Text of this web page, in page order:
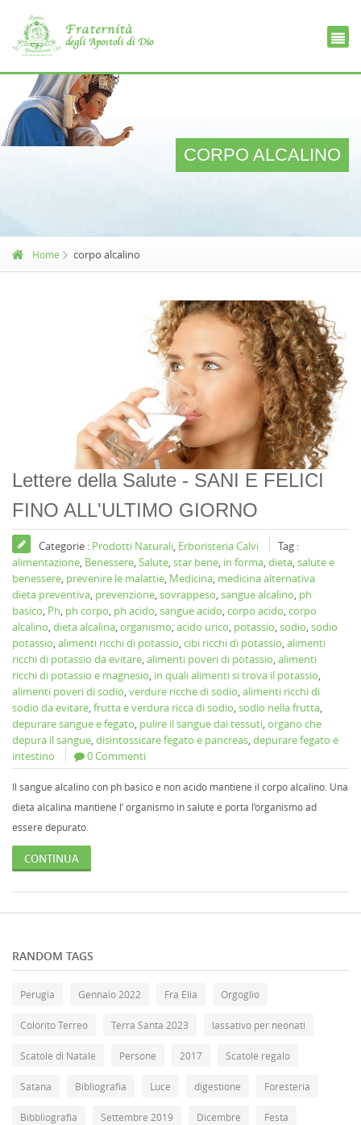
CORPO ALCALINO
Home corpo alcalino
Lettere della Salute - SANI E FELICI
FINO ALL'ULTIMO GIORNO
Categorie : Prodotti Naturali, Erboristeria Calvi
Tag :
alimentazione, Benessere,Salute,star bene, in forma,dieta,salute e
benessere, prevenire le malattie, Medicina, medicina alternativa
dieta preventiva, prevenzione,sovrappeso,sangue alcalino, ph
basico, Ph, ph corpo, ph acido,sangue acido,corpo acido,corpo
alcalino,dieta alcalina,organismo,acido urico, potassio,sodio,sodio
potassio,alimenti ricchi di potassio,cibi ricchi di potassio,alimenti
ricchi di potassio da evitare,alimenti poveri di potassio,alimenti
ricchi di potassio e magnesio, in quali alimenti si trova il potassio,
alimenti poveri di sodio,verdure ricche di sodio,alimenti ricchi di
sodio da evitare,frutta e verdura ricca di sodio,sodio nella frutta,
depurare sangue e fegato, pulire il sangue dai tessuti,organo che
depura il sangue,disintossicare fegato e pancreas,depurare fegato e
intestino
0 Commenti
Il sangue alcalino con ph basico e non acido mantiene il corpo alcalino. Una
dieta alcalina mantiene l’ organismo in salute e porta l’organismo ad
essere depurato.
CONTINUA
RANDOM TAGS
Perugia Gennaio 2022 Fra Elia Orgoglio
Colorito Terreo Terra Santa 2023 lassativo per neonati
Scatole di Natale Persone 2017 Scatole regalo
Satana Bibliografia Luce digestione Foresteria
Bibbliografia Settembre 2019 Dicembre Festa